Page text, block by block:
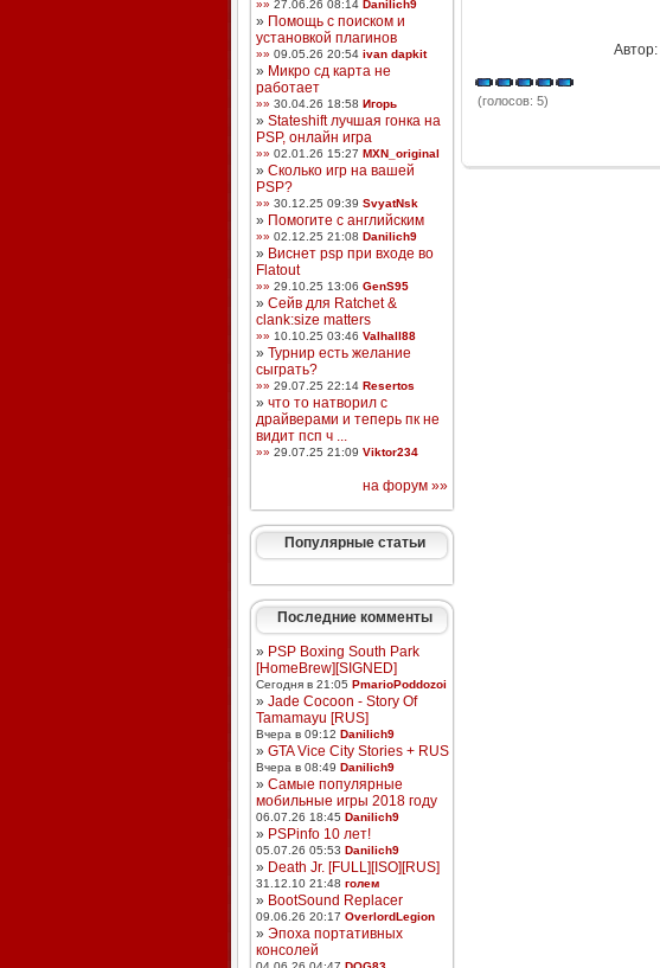
»» 27.06.26 08:14 Danilich9
» Помощь с поиском и
установкой плагинов
»» 09.05.26 20:54 ivan dapkit
» Микро сд карта не
работает
»» 30.04.26 18:58 Игорь
» Stateshift лучшая гонка на
PSP, онлайн игра
»» 02.01.26 15:27 MXN_original
» Сколько игр на вашей
PSP?
»» 30.12.25 09:39 SvyatNsk
» Помогите с английским
»» 02.12.25 21:08 Danilich9
» Виснет psp при входе во
Flatout
»» 29.10.25 13:06 GenS95
» Сейв для Ratchet &
clank:size matters
»» 10.10.25 03:46 Valhall88
» Турнир есть желание
сыграть?
»» 29.07.25 22:14 Resertos
» что то натворил с
драйверами и теперь пк не
видит псп ч ...
»» 29.07.25 21:09 Viktor234
на форум »»
Популярные статьи
Последние комменты
» PSP Boxing South Park
[HomeBrew][SIGNED]
Сегодня в 21:05 PmarioPoddozoi
» Jade Cocoon - Story Of
Tamamayu [RUS]
Вчера в 09:12 Danilich9
» GTA Vice City Stories + RUS
Вчера в 08:49 Danilich9
» Самые популярные
мобильные игры 2018 году
06.07.26 18:45 Danilich9
» PSPinfo 10 лет!
05.07.26 05:53 Danilich9
» Death Jr. [FULL][ISO][RUS]
31.12.10 21:48 голем
» BootSound Replacer
09.06.26 20:17 OverlordLegion
» Эпоха портативных
консолей
Автор:
(голосов: 5)